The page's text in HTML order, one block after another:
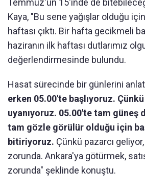
Temmuz'un 15'inde de
Kaya, "Bu sene yağışlar olduğu
haftası çıktı. Bir hafta gecikmeli
haziranın ilk haftası dutlarımız
değerlendirmesinde bulundu.
Hasat sürecinde bir günlerini
erken 05.00'te başlıyoruz.
uyanıyoruz. 05.00'te tam güneş
tam gözle görülür olduğu için
bitiriyoruz. Çünkü pazarcı
zorunda. Ankara'ya götürmek,
zorunda" şeklinde konuştu.